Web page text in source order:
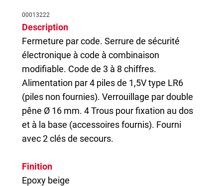
00013222
Description
Fermeture par code. Serrure de sécurité
électronique à code à combinaison
modifiable. Code de 3 à 8 chiffres.
Alimentation par 4 piles de 1,5V type LR6
(piles non fournies). Verrouillage par double
pêne Ø 16 mm. 4 Trous pour fixation au dos
et à la base (accessoires fournis). Fourni
avec 2 clés de secours.
Finition
Epoxy beige